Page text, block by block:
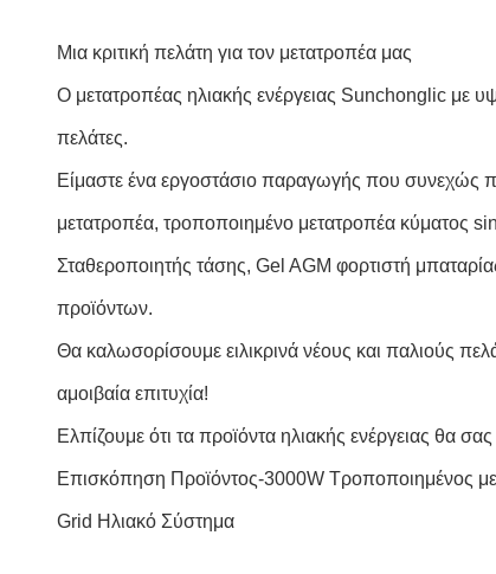
Μια κριτική πελάτη για τον μετατροπέα μας
Ο μετατροπέας ηλιακής ενέργειας Sunchonglic με
πελάτες.
Είμαστε ένα εργοστάσιο παραγωγής που συνεχώς
μετατροπέα, τροποποιημένο μετατροπέα κύματος
Σταθεροποιητής τάσης, Gel AGM φορτιστή
προϊόντων.
Θα καλωσορίσουμε ειλικρινά νέους και παλιούς
αμοιβαία επιτυχία!
Ελπίζουμε ότι τα προϊόντα ηλιακής ενέργειας θα
Επισκόπηση Προϊόντος-3000W Τροποποιημένος
Grid Ηλιακό Σύστημα